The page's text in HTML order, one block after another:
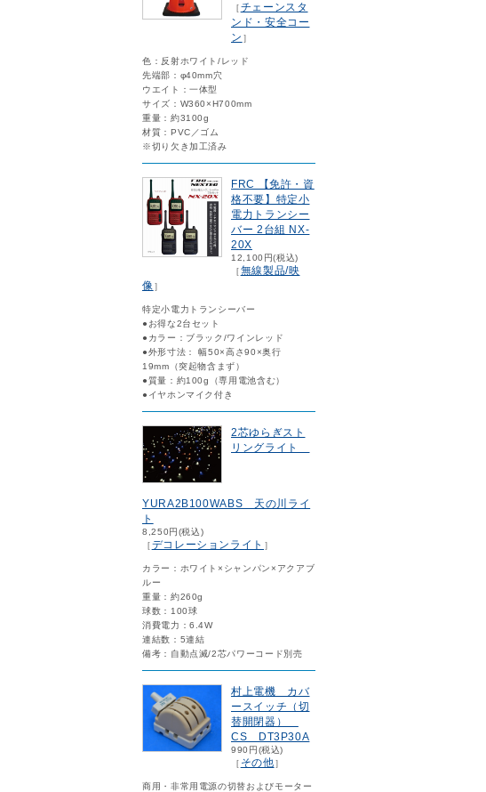
［チェーンスタ
ンド・安全コー
ン ］
色：反射ホワイト/レッド
先端部：φ40mm穴
ウエイト：一体型
サイズ：W360×H700mm
重量：約3100g
材質：PVC／ゴム
※切り欠き加工済み
FRC 【免許・資
格不要】特定小
電力トランシー
バー 2台組 NX-
20X
12,100円(税込)
［無線製品/映
像］
特定小電力トランシーバー
●お得な2台セット
●カラー：ブラック/ワインレッド
●外形寸法： 幅50×高さ90×奥行
19mm（突起物含まず）
●質量：約100g（専用電池含む）
●イヤホンマイク付き
2芯ゆらぎスト
リングライト
YURA2B100WABS 天の川ライ
ト
8,250円(税込)
［デコレーションライト ］
カラー：ホワイト×シャンパン×アクアブ
ルー
重量：約260g
球数：100球
消費電力：6.4W
連結数：5連結
備考：自動点滅/2芯パワーコード別売
村上電機 カバ
ースイッチ（切
替開閉器）
CS DT3P30A
990円(税込)
［ その他］
商用・非常用電源の切替およびモーター